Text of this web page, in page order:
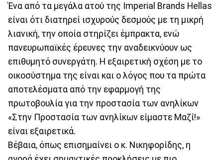
Ένα από τα μεγάλα ατού της Imperial Brands Hellas
είναι ότι διατηρεί ισχυρούς δεσμούς με τη μικρή
λιανική, την οποία στηρίζει έμπρακτα, ενώ
πανευρωπαϊκές έρευνες την αναδεικνύουν ως
επιθυμητό συνεργάτη. Η εξαιρετική σχέση με το
οικοσύστημα της είναι και ο λόγος που τα πρώτα
αποτελέσματα από την εφαρμογή της
πρωτοβουλία για την προστασία των ανηλίκων
«Στην Προστασία των ανηλίκων είμαστε Μαζί!»
είναι εξαιρετικά.
Βέβαια, όπως επισημαίνει ο κ. Νικηφορίδης, η